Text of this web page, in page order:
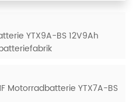
YTX9A-BS 12V9Ah
Motorradbatterie YTX7A-BS